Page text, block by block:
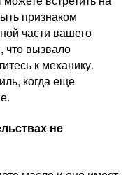
признаком
части вашего
что вызвало
к механику.
когда еще
не